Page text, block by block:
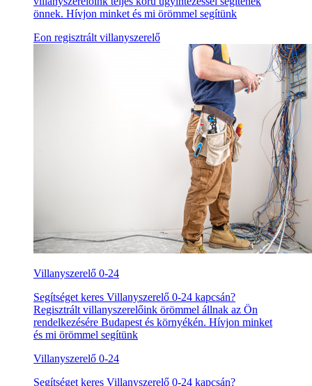
önnek. Hívjon minket és mi örömmel segítünk
Eon regisztrált villanyszerelő
Villanyszerelő 0-24
Segítséget keres Villanyszerelő 0-24 kapcsán?
Regisztrált villanyszerelőink örömmel állnak az Ön
rendelkezésére Budapest és környékén. Hívjon minket
és mi örömmel segítünk
Villanyszerelő 0-24
Segítséget keres Villanyszerelő 0-24 kapcsán?